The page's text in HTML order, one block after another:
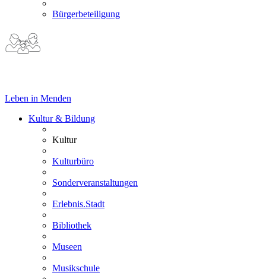
Bürgerbeteiligung
Leben in Menden
Kultur & Bildung
Kultur
Kulturbüro
Sonderveranstaltungen
Erlebnis.Stadt
Bibliothek
Museen
Musikschule